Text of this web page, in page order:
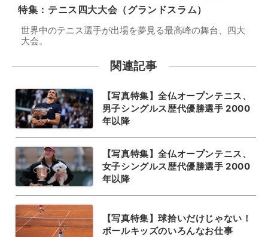
特集：テニス四大大会（グランドスラム）
世界中のテニス選手が出場を夢見る最高峰の舞台、四大
大会。
関連記事
【写真特集】全仏オープンテニス、
男子シングルス歴代優勝選手 2000
年以降
【写真特集】全仏オープンテニス、
女子シングルス歴代優勝選手 2000
年以降
【写真特集】球拾いだけじゃない！
ボールキッズのいろんなお仕事